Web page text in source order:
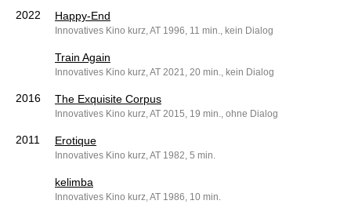
2022 Happy-End
Innovatives Kino kurz, AT 1996, 11 min., kein Dialog
Train Again
Innovatives Kino kurz, AT 2021, 20 min., kein Dialog
2016 The Exquisite Corpus
Innovatives Kino kurz, AT 2015, 19 min., ohne Dialog
2011 Erotique
Innovatives Kino kurz, AT 1982, 5 min.
kelimba
Innovatives Kino kurz, AT 1986, 10 min.